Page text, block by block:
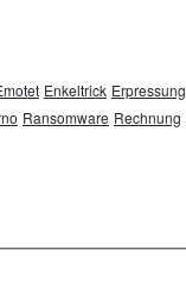
Enkeltrick Erpressung
Ransomware Rechnung